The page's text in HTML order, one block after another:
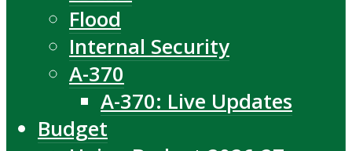
Flood
Internal Security
A-370
A-370: Live Updates
Budget